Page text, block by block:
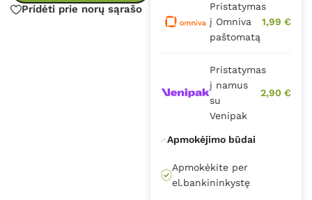
Pridėti prie norų sąrašo
Pristatymas
į Omniva
paštomatą
1,99 €
Pristatymas
į namus
su
Venipak
2,90 €
Apmokėjimo būdai
Apmokėkite per
el.bankininkystę